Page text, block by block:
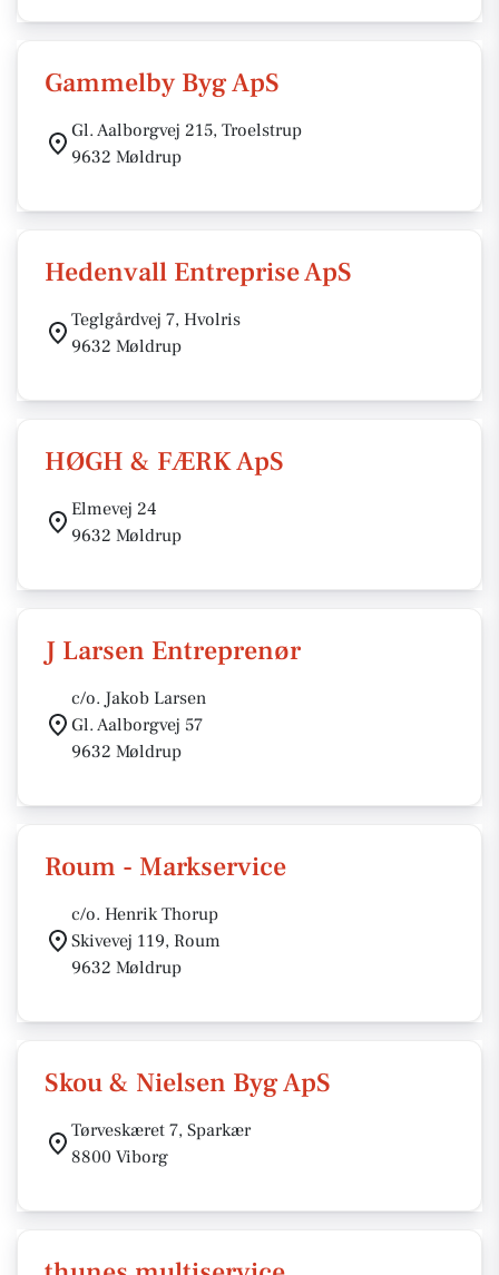
Gammelby Byg ApS
Gl. Aalborgvej 215, Troelstrup
9632 Møldrup
Hedenvall Entreprise ApS
Teglgårdvej 7, Hvolris
9632 Møldrup
HØGH & FÆRK ApS
Elmevej 24
9632 Møldrup
J Larsen Entreprenør
c/o. Jakob Larsen
Gl. Aalborgvej 57
9632 Møldrup
Roum - Markservice
c/o. Henrik Thorup
Skivevej 119, Roum
9632 Møldrup
Skou & Nielsen Byg ApS
Tørveskæret 7, Sparkær
8800 Viborg